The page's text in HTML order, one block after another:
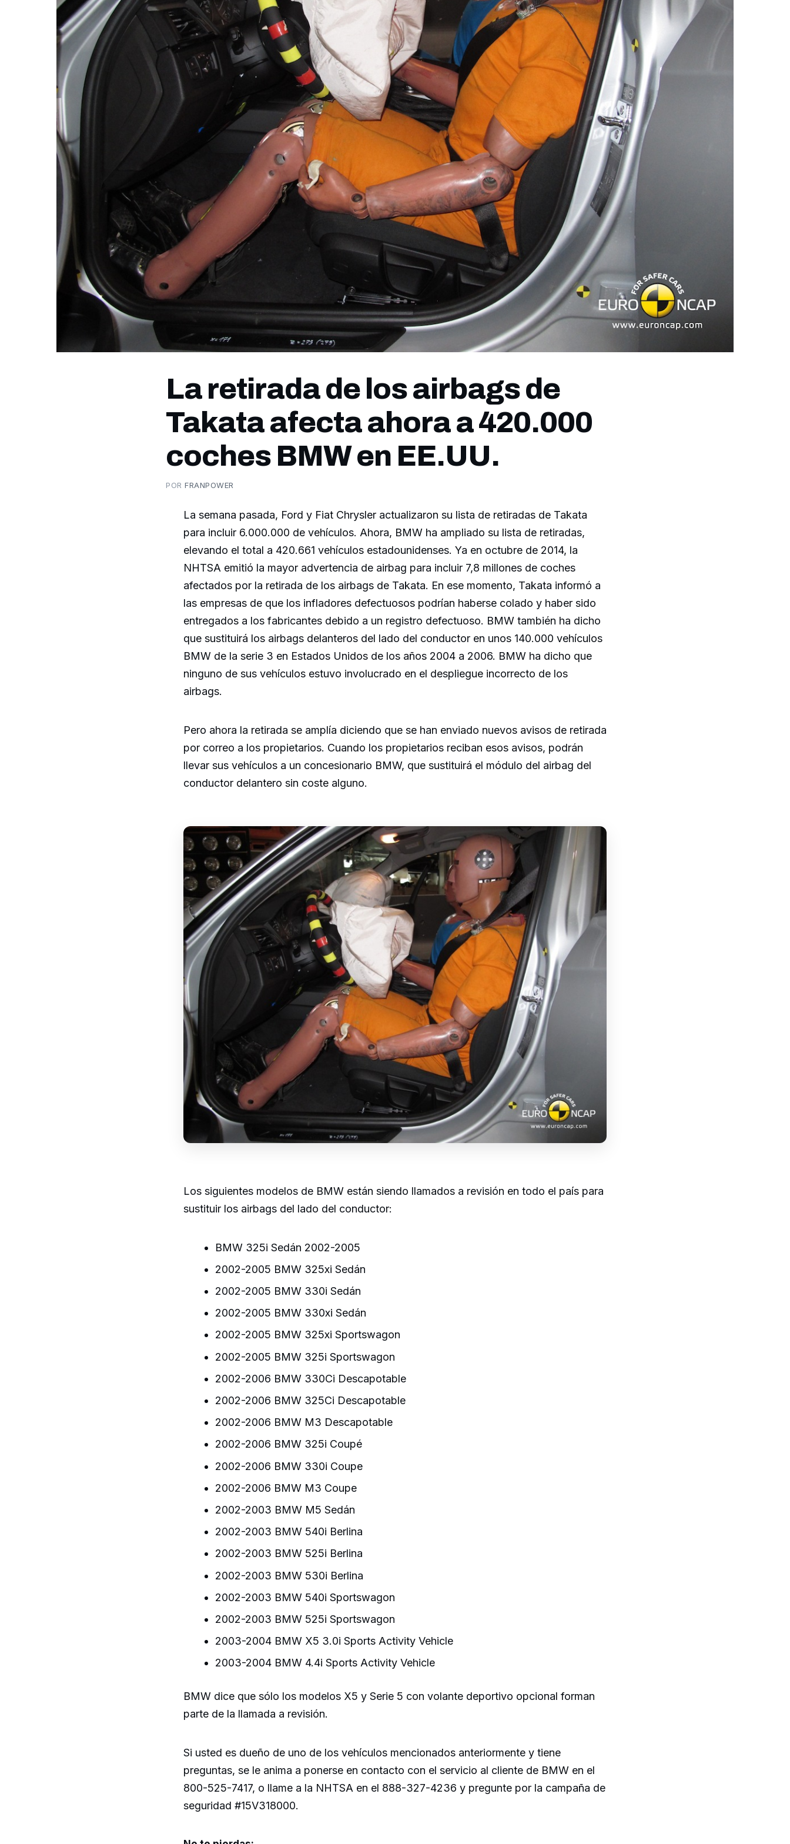
La retirada de los airbags de
Takata afecta ahora a 420.000
coches BMW en EE.UU.
PORFRANPOWER
La semana pasada, Ford y Fiat Chrysler actualizaron su lista de retiradas de Takata
para incluir 6.000.000 de vehículos. Ahora, BMW ha ampliado su lista de retiradas,
elevando el total a 420.661 vehículos estadounidenses. Ya en octubre de 2014, la
NHTSA emitió la mayor advertencia de airbag para incluir 7,8 millones de coches
afectados por la retirada de los airbags de Takata. En ese momento, Takata informó a
las empresas de que los infladores defectuosos podrían haberse colado y haber sido
entregados a los fabricantes debido a un registro defectuoso. BMW también ha dicho
que sustituirá los airbags delanteros del lado del conductor en unos 140.000 vehículos
BMW de la serie 3 en Estados Unidos de los años 2004 a 2006. BMW ha dicho que
ninguno de sus vehículos estuvo involucrado en el despliegue incorrecto de los
airbags.
Pero ahora la retirada se amplía diciendo que se han enviado nuevos avisos de retirada
por correo a los propietarios. Cuando los propietarios reciban esos avisos, podrán
llevar sus vehículos a un concesionario BMW, que sustituirá el módulo del airbag del
conductor delantero sin coste alguno.
Los siguientes modelos de BMW están siendo llamados a revisión en todo el país para
sustituir los airbags del lado del conductor:
BMW 325i Sedán 2002-2005
2002-2005 BMW 325xi Sedán
2002-2005 BMW 330i Sedán
2002-2005 BMW 330xi Sedán
2002-2005 BMW 325xi Sportswagon
2002-2005 BMW 325i Sportswagon
2002-2006 BMW 330Ci Descapotable
2002-2006 BMW 325Ci Descapotable
2002-2006 BMW M3 Descapotable
2002-2006 BMW 325i Coupé
2002-2006 BMW 330i Coupe
2002-2006 BMW M3 Coupe
2002-2003 BMW M5 Sedán
2002-2003 BMW 540i Berlina
2002-2003 BMW 525i Berlina
2002-2003 BMW 530i Berlina
2002-2003 BMW 540i Sportswagon
2002-2003 BMW 525i Sportswagon
2003-2004 BMW X5 3.0i Sports Activity Vehicle
2003-2004 BMW 4.4i Sports Activity Vehicle
BMW dice que sólo los modelos X5 y Serie 5 con volante deportivo opcional forman
parte de la llamada a revisión.
Si usted es dueño de uno de los vehículos mencionados anteriormente y tiene
preguntas, se le anima a ponerse en contacto con el servicio al cliente de BMW en el
800-525-7417, o llame a la NHTSA en el 888-327-4236 y pregunte por la campaña de
seguridad #15V318000.